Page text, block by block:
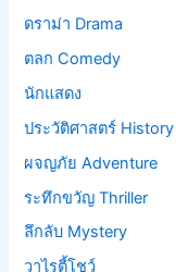
ดราม่า Drama
ตลก Comedy
นักแสดง
ประวัติศาสตร์ History
ผจญภัย Adventure
ระทึกขวัญ Thriller
ลึกลับ Mystery
วาไรตี้โชว์